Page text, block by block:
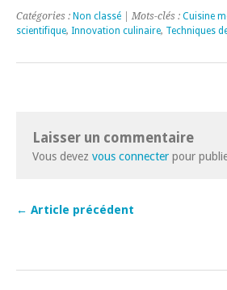
Catégories : Non classé | Mots-clés : Cuisine
scientifique, Innovation culinaire, Techniques
Laisser un commentaire
Vous devez vous connecter pour
← Article précédent